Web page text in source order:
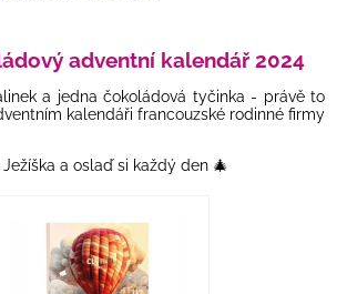
adventní kalendář 2024
a jedna čokoládová tyčinka - právě to
kalendáři francouzské rodinné firmy
a oslaď si každý den 🎄